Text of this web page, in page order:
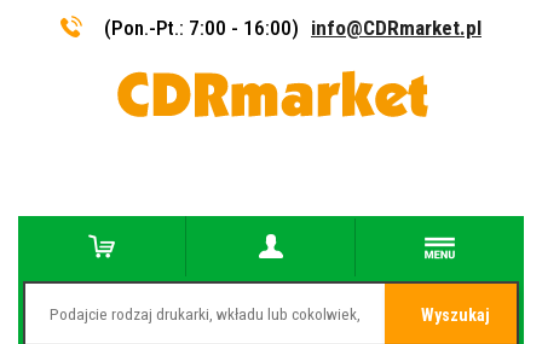
(Pon.-Pt.: 7:00 - 16:00) info@CDRmarket.pl
Wyszukaj